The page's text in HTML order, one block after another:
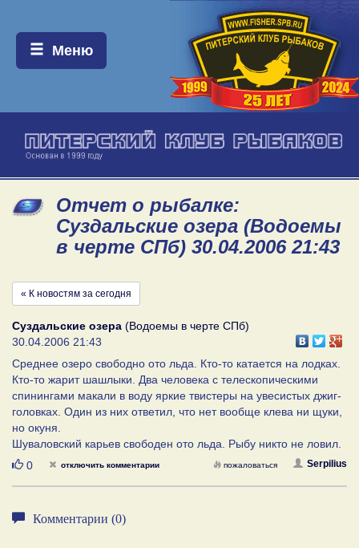
Меню:
Меню
Отчет о рыбалке:
Суздальские озера (Водоемы
в черте СПб) 30.04.2006 21:43
« К новостям за сегодня
Суздальские озера (Водоемы в черте СПб)
30.04.2006 21:43
Среднее озеро свободно ото льда. Кто-то катается на лодках.
Кто-то жарит шашлыки. Два человека с телескопическими
спинингами макали в воду яркие твистеры на увесистых джиг-
головках. Один из них ответил, что нет вообще клева ни щуки,
но окуня.
Шуваловский карьев свободен ото льда. Рыбу никто не ловил.
Нравится
0 отключить комментарии Serpilius
пожаловаться
Комментарии (0)